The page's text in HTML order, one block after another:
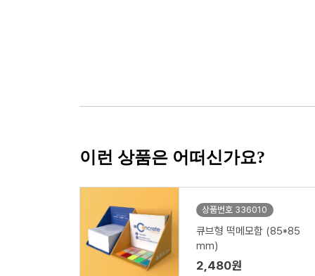
이런 상품은 어떠신가요?
상품번호 336010
큐브형 떡메모함 (85*85
mm)
2,480원